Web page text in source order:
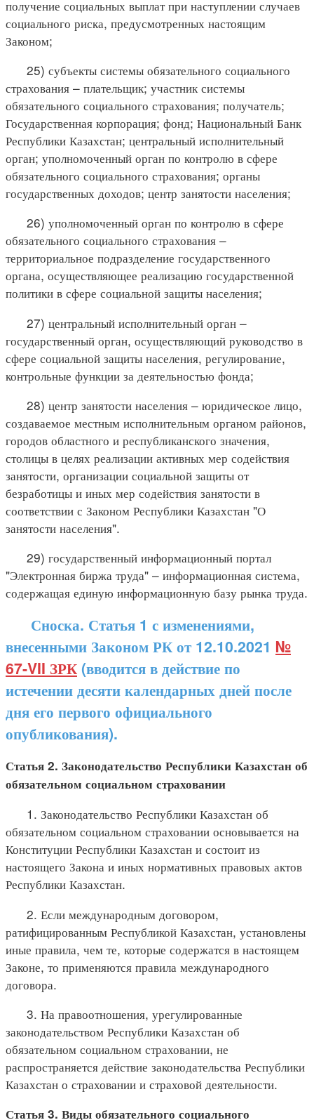
получение социальных выплат при наступлении случаев
социального риска, предусмотренных настоящим
Законом;
25) субъекты системы обязательного социального
страхования – плательщик; участник системы
обязательного социального страхования; получатель;
Государственная корпорация; фонд; Национальный Банк
Республики Казахстан; центральный исполнительный
орган; уполномоченный орган по контролю в сфере
обязательного социального страхования; органы
государственных доходов; центр занятости населения;
26) уполномоченный орган по контролю в сфере
обязательного социального страхования –
территориальное подразделение государственного
органа, осуществляющее реализацию государственной
политики в сфере социальной защиты населения;
27) центральный исполнительный орган –
государственный орган, осуществляющий руководство в
сфере социальной защиты населения, регулирование,
контрольные функции за деятельностью фонда;
28) центр занятости населения – юридическое лицо,
создаваемое местным исполнительным органом районов,
городов областного и республиканского значения,
столицы в целях реализации активных мер содействия
занятости, организации социальной защиты от
безработицы и иных мер содействия занятости в
соответствии с Законом Республики Казахстан "О
занятости населения".
29) государственный информационный портал
"Электронная биржа труда" – информационная система,
содержащая единую информационную базу рынка труда.
Сноска. Статья 1 с изменениями,
внесенными Законом РК от 12.10.2021 №
67-VII ЗРК (вводится в действие по
истечении десяти календарных дней после
дня его первого официального
опубликования).
Статья 2. Законодательство Республики Казахстан об
обязательном социальном страховании
1. Законодательство Республики Казахстан об
обязательном социальном страховании основывается на
Конституции Республики Казахстан и состоит из
настоящего Закона и иных нормативных правовых актов
Республики Казахстан.
2. Если международным договором,
ратифицированным Республикой Казахстан, установлены
иные правила, чем те, которые содержатся в настоящем
Законе, то применяются правила международного
договора.
3. На правоотношения, урегулированные
законодательством Республики Казахстан об
обязательном социальном страховании, не
распространяется действие законодательства Республики
Казахстан о страховании и страховой деятельности.
Статья 3. Виды обязательного социального